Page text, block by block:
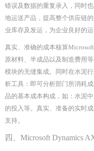
错误及数据的重复录入，同时
地运送产品，提高整个供应链
业库存及发运，为企业良好的运
真实、准确的成本核算
原材料、半成品以及制造费用
模块的无缝集成。同时在水泥
析工具：即可分析部门所消耗
品的基本成本构成，如：水泥
的投入等。真实、准备的实时
支持。
四、 Microsoft Dynamics